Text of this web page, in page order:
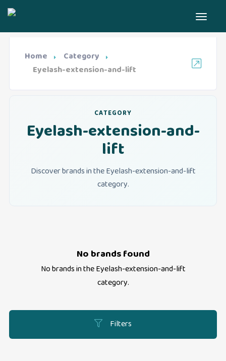
Home
Category
Eyelash-extension-and-lift
CATEGORY
Eyelash-extension-and-
lift
Discover brands in the Eyelash-extension-and-lift
category.
Filters
No brands found
No brands in theEyelash-extension-and-lift
category.